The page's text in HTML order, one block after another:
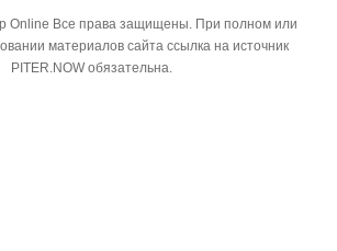
Online Все права защищены. При полном или
материалов сайта ссылка на источник
PITER.NOW обязательна.